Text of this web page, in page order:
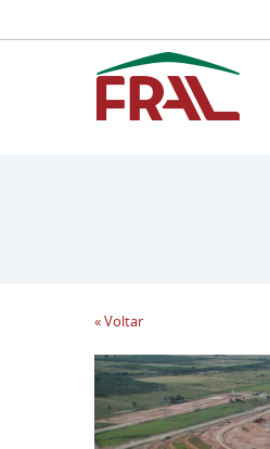
« Voltar